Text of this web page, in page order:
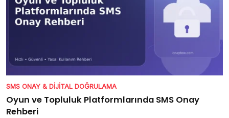
SMS ONAY & DIJITAL DOĞRULAMA
Oyun ve Topluluk Platformlarında SMS Onay
Rehberi